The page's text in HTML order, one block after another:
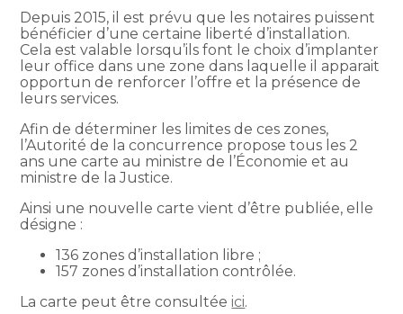
Depuis 2015, il est prévu que les notaires puissent
bénéficier d’une certaine liberté d’installation.
Cela est valable lorsqu’ils font le choix d’implanter
leur office dans une zone dans laquelle il apparait
opportun de renforcer l’offre et la présence de
leurs services.
Afin de déterminer les limites de ces zones,
l’Autorité de la concurrence propose tous les 2
ans une carte au ministre de l’Économie et au
ministre de la Justice.
Ainsi une nouvelle carte vient d’être publiée, elle
désigne :
136 zones d’installation libre ;
157 zones d’installation contrôlée.
La carte peut être consultéeici.